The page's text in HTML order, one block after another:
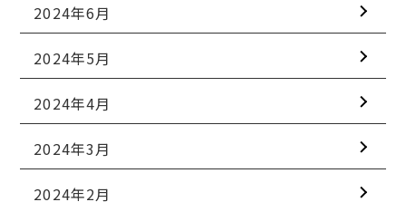
2024年6月
2024年5月
2024年4月
2024年3月
2024年2月